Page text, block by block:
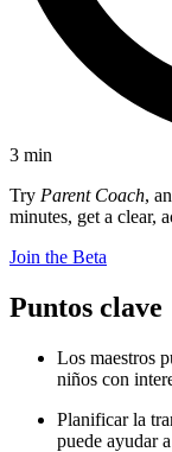
3 min
Try Parent Coach,
minutes, get a clear,
Join the Beta
Puntos clave
Los maestros
niños con
Planificar la
puede ayudar